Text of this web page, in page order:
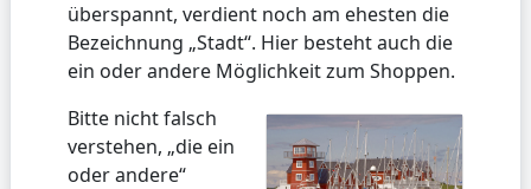
überspannt, verdient noch am ehesten die
Bezeichnung „Stadt“. Hier besteht auch die
ein oder andere Möglichkeit zum Shoppen.
Bitte nicht falsch
verstehen, „die ein
oder andere“